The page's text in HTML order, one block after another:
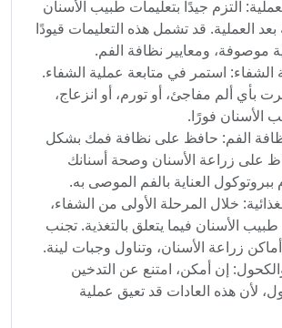
التزم جيدًا بتعليمات طبيب الأسنان
بعد العملية. قد تشمل هذه التعليمات قيودًا
موصوفة، ومعايير نظافة الفم.
الشفاء: استمر في متابعة عملية الشفاء.
بأي ألم مفاجئ، أو تورم، أو انزعاج،
الأسنان فورًا.
الفم: حافظ على نظافة فمك بشكل
على زراعة الأسنان وصحة أسنانك
ببروتوكول العناية بالفم الموصى به.
خلال المرحلة الأولى من الشفاء،
الأسنان فيما يتعلق بالتغذية. تجنب
زراعة الأسنان، وتناول وجبات لينة.
إن أمكن، امتنع عن التدخين
لأن هذه العادات قد تعيق عملية